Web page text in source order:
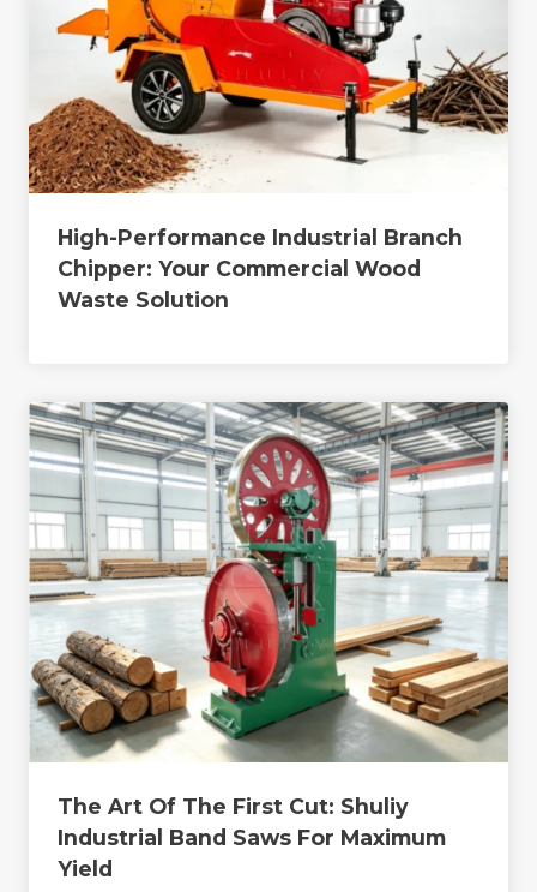
High-Performance Industrial Branch
Chipper: Your Commercial Wood
Waste Solution
The Art Of The First Cut: Shuliy
Industrial Band Saws For Maximum
Yield